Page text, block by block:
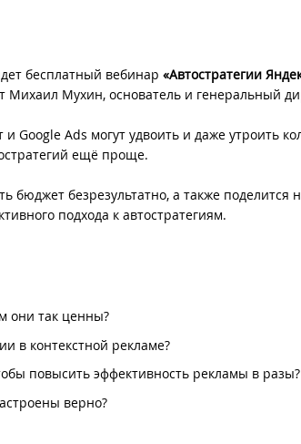
бесплатный вебинар «Автостратегии
Михаил Мухин, основатель и генеральный
Google Ads могут удвоить и даже утроить
ещё проще.
бюджет безрезультатно, а также
подхода к автостратегиям.
они так ценны?
в контекстной рекламе?
повысить эффективность рекламы в разы?
верно?